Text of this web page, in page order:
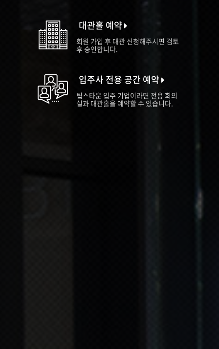
대관홀 예약
회원 가입 후 대관 신청해주시면 검토
후 승인합니다.
입주사 전용 공간 예약
팁스타운 입주 기업이라면 전용 회의
실과 대관홀을 예약할 수 있습니다.